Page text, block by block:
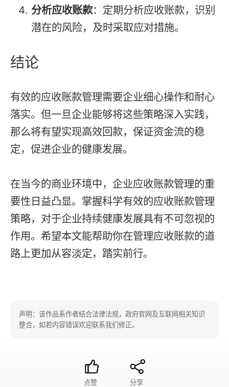
分析应收账款：定期分析应收账款，识别
潜在的风险，及时采取应对措施。
结论
有效的应收账款管理需要企业细心操作和耐心
落实。但一旦企业能够将这些策略深入实践，
那么将有望实现高效回款，保证资金流的稳
定，促进企业的健康发展。
在当今的商业环境中，企业应收账款管理的重
要性日益凸显。掌握科学有效的应收账款管理
策略，对于企业持续健康发展具有不可忽视的
作用。希望本文能帮助你在管理应收账款的道
路上更加从容淡定，踏实前行。
声明：该作品系作者结合法律法规，政府官网及互联网相关知识
整合，如若内容错误欢迎联系我们修正。
点赞 分享